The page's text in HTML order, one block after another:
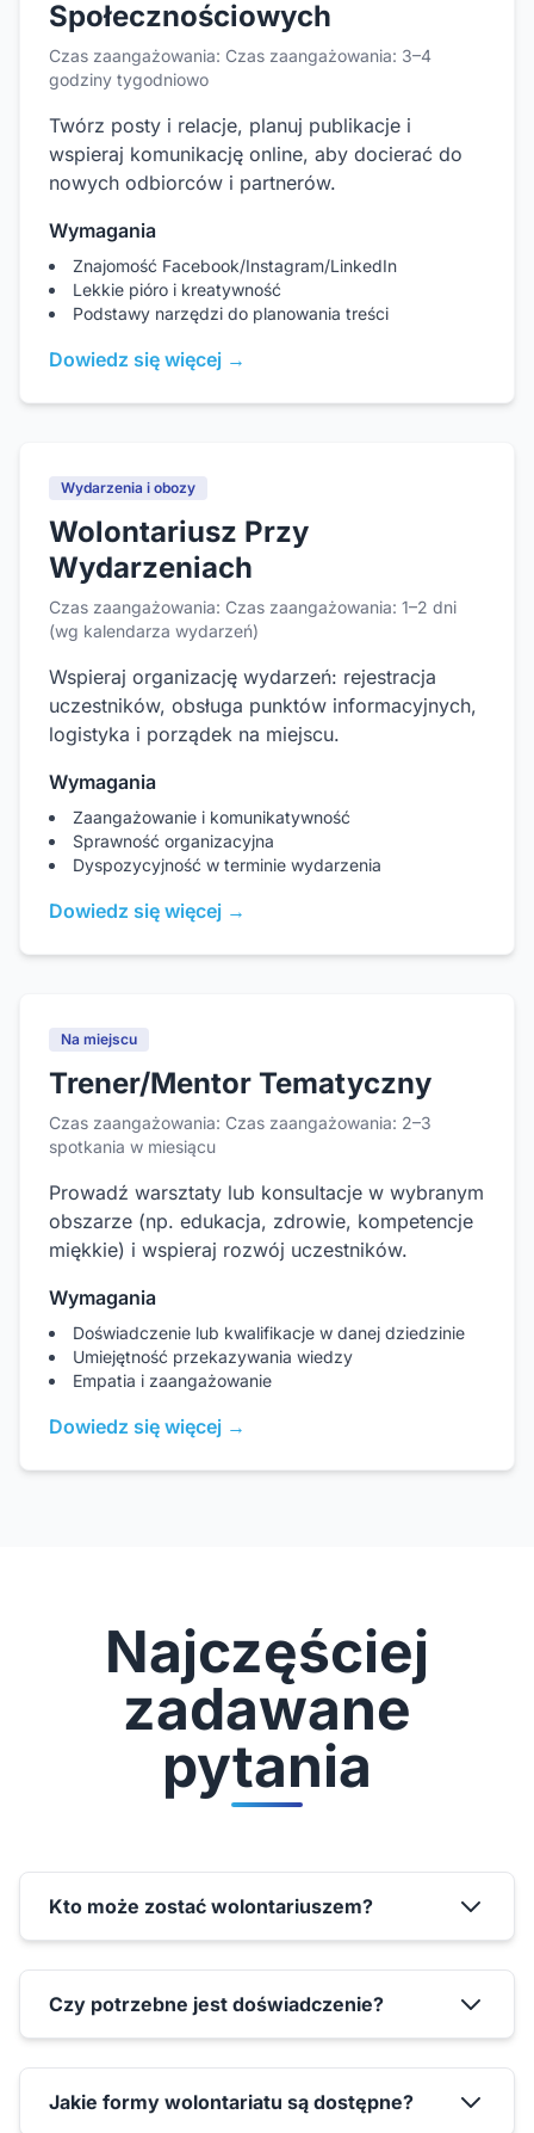
Społecznościowych
Czas zaangażowania: Czas zaangażowania: 3–4
godziny tygodniowo
Twórz posty i relacje, planuj publikacje i
wspieraj komunikację online, aby docierać do
nowych odbiorców i partnerów.
Wymagania
Znajomość Facebook/Instagram/LinkedIn
Lekkie pióro i kreatywność
Podstawy narzędzi do planowania treści
Dowiedz się więcej →
Wydarzenia i obozy
Wolontariusz Przy
Wydarzeniach
Czas zaangażowania: Czas zaangażowania: 1–2 dni
(wg kalendarza wydarzeń)
Wspieraj organizację wydarzeń: rejestracja
uczestników, obsługa punktów informacyjnych,
logistyka i porządek na miejscu.
Wymagania
Zaangażowanie i komunikatywność
Sprawność organizacyjna
Dyspozycyjność w terminie wydarzenia
Dowiedz się więcej →
Na miejscu
Trener/Mentor Tematyczny
Czas zaangażowania: Czas zaangażowania: 2–3
spotkania w miesiącu
Prowadź warsztaty lub konsultacje w wybranym
obszarze (np. edukacja, zdrowie, kompetencje
miękkie) i wspieraj rozwój uczestników.
Wymagania
Doświadczenie lub kwalifikacje w danej dziedzinie
Umiejętność przekazywania wiedzy
Empatia i zaangażowanie
Dowiedz się więcej →
Najczęściej
zadawane
pytania
Kto może zostać wolontariuszem?
Czy potrzebne jest doświadczenie?
Jakie formy wolontariatu są dostępne?